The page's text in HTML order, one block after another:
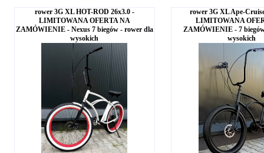
rower 3G XL HOT-ROD 26x3.0 -
LIMITOWANA OFERTA NA
ZAMÓWIENIE - Nexus 7 biegów - rower dla
wysokich
rower 3G XL Ape-
LIMITOWANA
ZAMÓWIENIE - 7
wysokich